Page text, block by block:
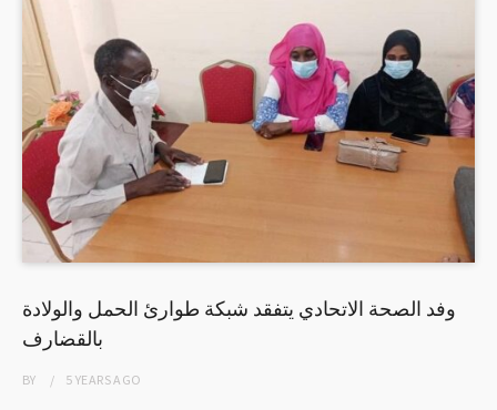
وفد الصحة الاتحادي يتفقد شبكة طوارئ الحمل والولادة
بالقضارف
BY 5 YEARSAGO